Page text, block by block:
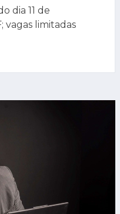
dia 11 de
vagas limitadas